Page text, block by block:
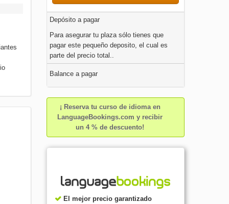
Depósito a pagar
Para asegurar tu plaza sólo tienes que
pagar este pequeño deposito, el cual es
parte del precio total..
Balance a pagar
¡ Reserva tu curso de idioma en
LanguageBookings.com y recibir
un 4 % de descuento!
El mejor precio garantizado